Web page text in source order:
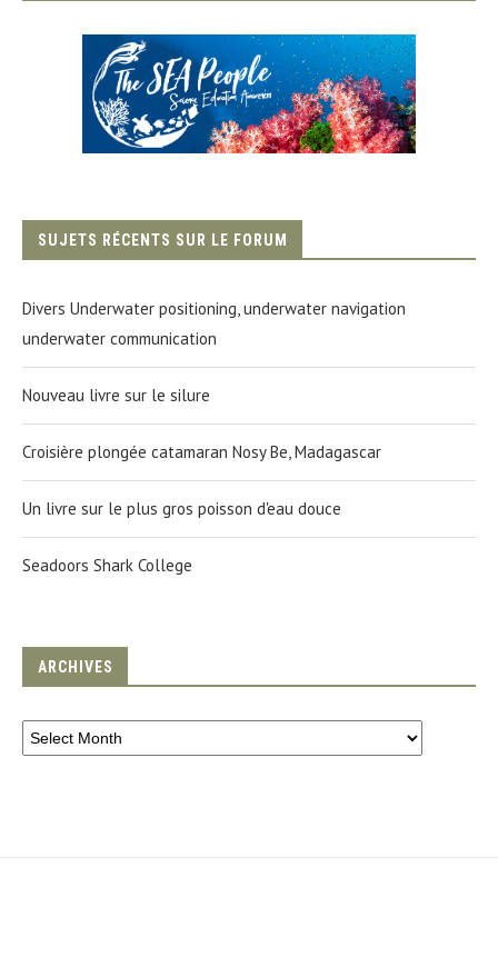
SUJETS RÉCENTS SUR LE FORUM
Divers Underwater positioning, underwater navigation
underwater communication
Nouveau livre sur le silure
Croisière plongée catamaran Nosy Be, Madagascar
Un livre sur le plus gros poisson d'eau douce
Seadoors Shark College
ARCHIVES